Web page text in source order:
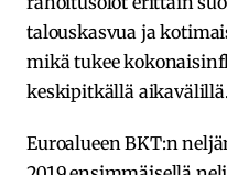
talouskasvua ja
mikä tukee
keskipitkällä
Euroalueen BKT:n